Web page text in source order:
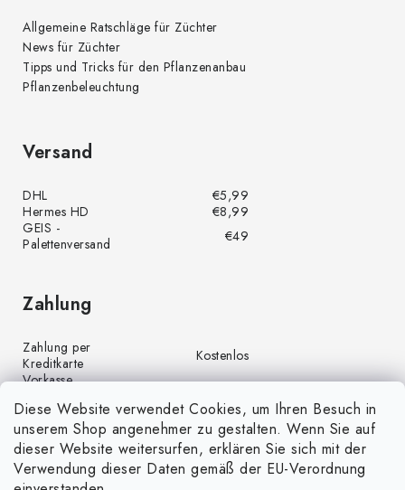
Diese Website verwendet Cookies, um Ihren Besuch in
unserem Shop angenehmer zu gestalten. Wenn Sie auf
dieser Website weitersurfen, erklären Sie sich mit der
Verwendung dieser Daten gemäß der EU-Verordnung
Allgemeine Ratschläge für Züchter
News für Züchter
Tipps und Tricks für den Pflanzenanbau
Pflanzenbeleuchtung
Versand
DHL
€5,99
Hermes HD
€8,99
GEIS -
Palettenversand
€49
Zahlung
Zahlung per
Kreditkarte
Kostenlos
Vorkasse
Zahlung per PayPal
Kostenlos
Nachnahme
€4,00